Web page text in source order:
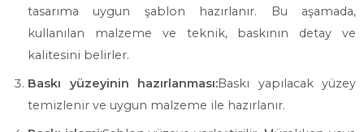
tasarıma uygun şablon hazırlanır. Bu aşamada,
kullanılan malzeme ve teknik, baskının detay ve
kalitesini belirler.
Baskı yüzeyinin hazırlanması:Baskı yapılacak yüzey
temizlenir ve uygun malzeme ile hazırlanır.